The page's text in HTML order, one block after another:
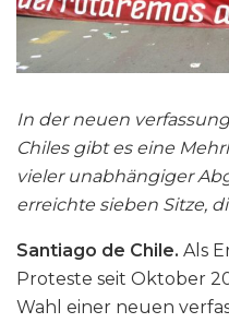
In der neuen
Chiles gibt es eine
vieler unabhängiger
erreichte sieben Sitze,
Santiago de Chile. Als
Proteste seit Oktober
Wahl einer neuen